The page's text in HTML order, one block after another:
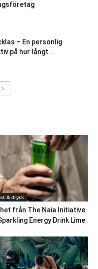
– En personlig
på hur långt...
& dryck
från The Naia Initiative
Energy Drink Lime